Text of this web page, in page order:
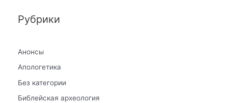
Рубрики
Анонсы
Апологетика
Без категории
Библейская археология